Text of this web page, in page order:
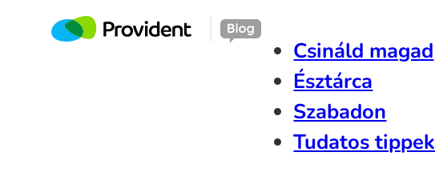
Csináld magad
Észtárca
Szabadon
Tudatos tippek